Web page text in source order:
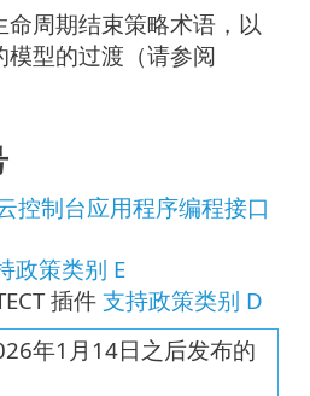
命周期结束策略术语，以
模型的过渡（请参阅
控制台应用程序编程接口
政策类别 E
插件 支持政策类别 D
年1月14日之后发布的